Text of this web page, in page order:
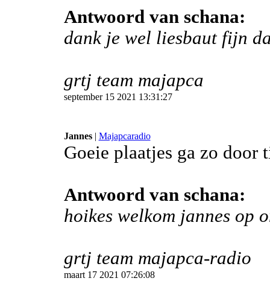
Antwoord van schana:
dank je wel liesbaut fijn
grtj team majapca
september 15 2021 13:31:27
Jannes| Majapcaradio
Goeie plaatjes ga zo door
Antwoord van schana:
hoikes welkom jannes op
grtj team majapca-radio
maart 17 2021 07:26:08